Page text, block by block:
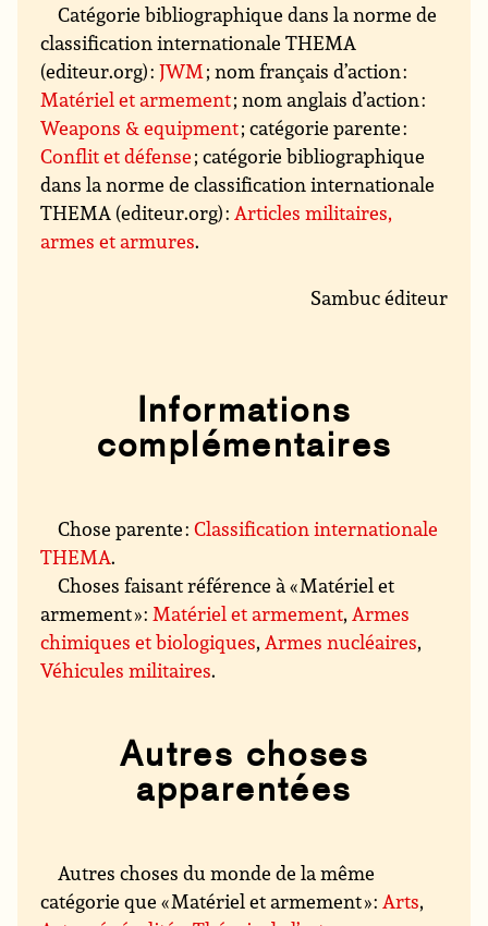
Catégorie bibliographique dans la norme de
classification internationale THEMA
(editeur.org) :JWM; nom français d’action :
Matériel et armement; nom anglais d’action :
Weapons & equipment; catégorie parente :
Conflit et défense; catégorie bibliographique
dans la norme de classification internationale
THEMA (editeur.org) :Articles militaires,
armes et armures.
Sambuc éditeur
Informations
complémentaires
Chose parente :Classification internationale
THEMA.
Choses faisant référence à « Matériel et
armement » :Matériel et armement,Armes
chimiques et biologiques,Armes nucléaires,
Véhicules militaires.
Autres choses
apparentées
Autres choses du monde de la même
catégorie que « Matériel et armement » :Arts,